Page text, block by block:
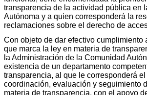
transparencia de la actividad pública en
Autónoma y a quien corresponderá la
reclamaciones sobre el derecho de
Con objeto de dar efectivo cumplimiento
que marca la ley en materia de
la Administración de la Comunidad
existencia de un departamento
transparencia, al que le corresponderá
coordinación, evaluación y seguimiento
materia de transparencia, con el apoyo